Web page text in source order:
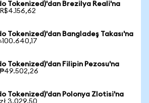
Tokenized)'dan Brezilya Reali'na
Tokenized)'dan Bangladeş Takası'na
Tokenized)'dan Filipin Pezosu'na
Tokenized)'dan Polonya Zlotisi'na
3.029,50